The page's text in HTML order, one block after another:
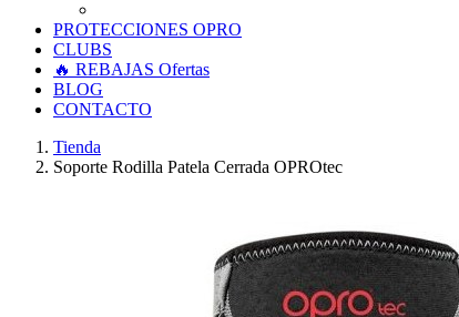
PROTECCIONES OPRO
CLUBS
🔥 REBAJAS Ofertas
BLOG
CONTACTO
Tienda
Soporte Rodilla Patela Cerrada OPROtec